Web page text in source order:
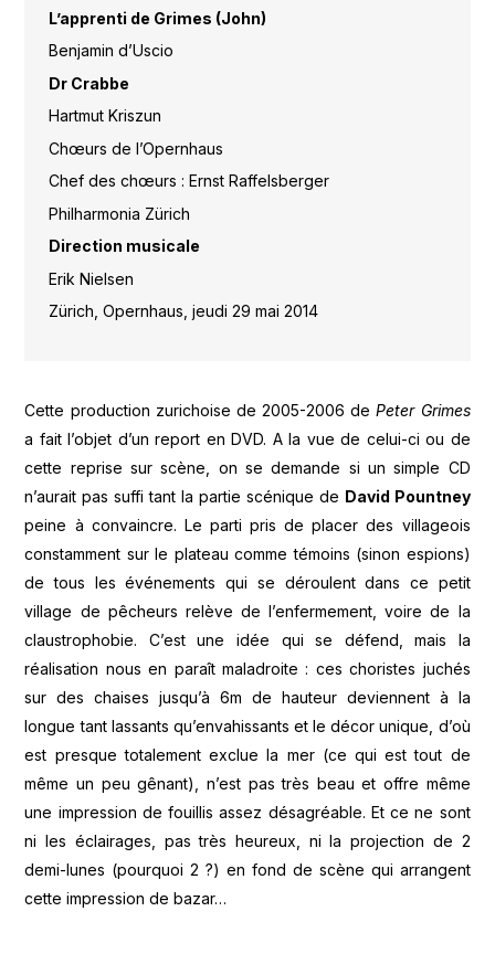
L’apprenti de Grimes (John)
Benjamin d’Uscio
Dr Crabbe
Hartmut Kriszun
Chœurs de l’Opernhaus
Chef des chœurs : Ernst Raffelsberger
Philharmonia Zürich
Direction musicale
Erik Nielsen
Zürich, Opernhaus, jeudi 29 mai 2014
Cette production zurichoise de 2005-2006 dePeter Grimes
a fait l’objet d’un report en DVD. A la vue de celui-ci ou de
cette reprise sur scène, on se demande si un simple CD
n’aurait pas suffi tant la partie scénique de David Pountney
peine à convaincre. Le parti pris de placer des villageois
constamment sur le plateau comme témoins (sinon espions)
de tous les événements qui se déroulent dans ce petit
village de pêcheurs relève de l’enfermement, voire de la
claustrophobie. C’est une idée qui se défend, mais la
réalisation nous en paraît maladroite : ces choristes juchés
sur des chaises jusqu’à 6m de hauteur deviennent à la
longue tant lassants qu’envahissants et le décor unique, d’où
est presque totalement exclue la mer (ce qui est tout de
même un peu gênant), n’est pas très beau et offre même
une impression de fouillis assez désagréable. Et ce ne sont
ni les éclairages, pas très heureux, ni la projection de 2
demi-lunes (pourquoi 2 ?) en fond de scène qui arrangent
cette impression de bazar…